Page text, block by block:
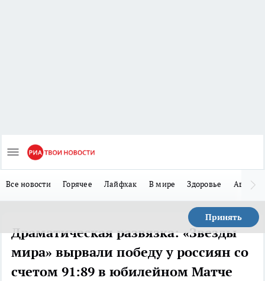
Все новости Горячее Лайфхак В мире Здоровье Авто
Принять
Драматическая развязка: «Звезды
мира» вырвали победу у россиян со
счетом 91:89 в юбилейном Матче